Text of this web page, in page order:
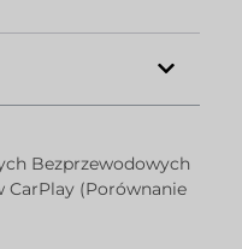
Bezprzewodowych
CarPlay (porównanie